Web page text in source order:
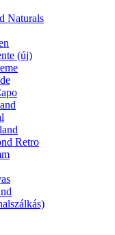
Naturals
(új)
Retro